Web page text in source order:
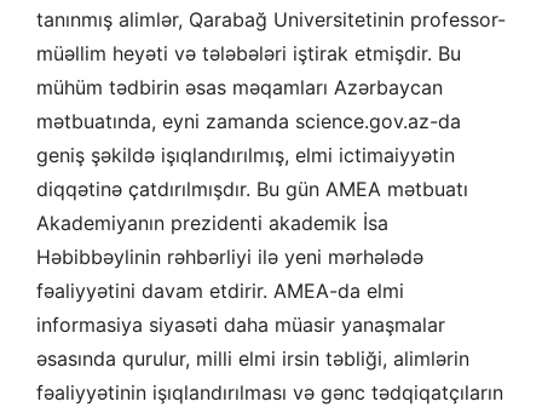
tanınmış alimlər, Qarabağ Universitetinin professor-
müəllim heyəti və tələbələri iştirak etmişdir. Bu
mühüm tədbirin əsas məqamları Azərbaycan
mətbuatında, eyni zamanda science.gov.az-da
geniş şəkildə işıqlandırılmış, elmi ictimaiyyətin
diqqətinə çatdırılmışdır. Bu gün AMEA mətbuatı
Akademiyanın prezidenti akademik İsa
Həbibbəylinin rəhbərliyi ilə yeni mərhələdə
fəaliyyətini davam etdirir. AMEA-da elmi
informasiya siyasəti daha müasir yanaşmalar
əsasında qurulur, milli elmi irsin təbliği, alimlərin
fəaliyyətinin işıqlandırılması və gənc tədqiqatçıların